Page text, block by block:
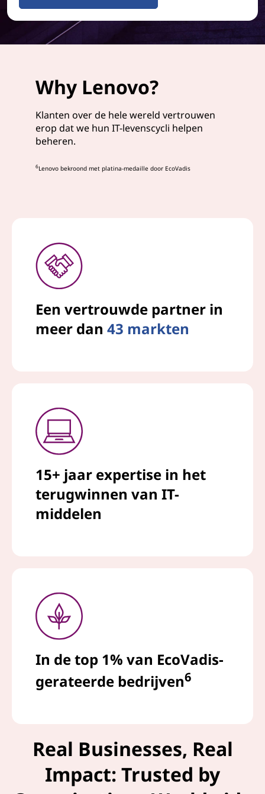
Why Lenovo?
Klanten over de hele wereld vertrouwen
erop dat we hun IT-levenscycli helpen
beheren.
6Lenovo bekroond met platina-medaille door EcoVadis
Een vertrouwde partner in
meer dan 43 markten
15+ jaar expertise in het
terugwinnen van IT-
middelen
In de top 1% van EcoVadis-
gerateerde bedrijven6
Real Businesses, Real
Impact: Trusted by